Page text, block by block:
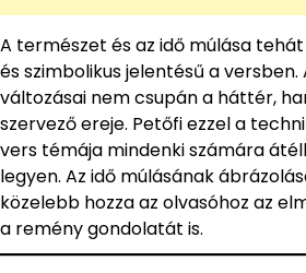
A természet és az idő múlása
és szimbolikus jelentésű a
változásai nem csupán a háttér,
szervező ereje. Petőfi ezzel a
vers témája mindenki számára
legyen. Az idő múlásának
közelebb hozza az olvasóhoz az
a remény gondolatát is.